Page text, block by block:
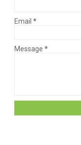
Email *
Message *